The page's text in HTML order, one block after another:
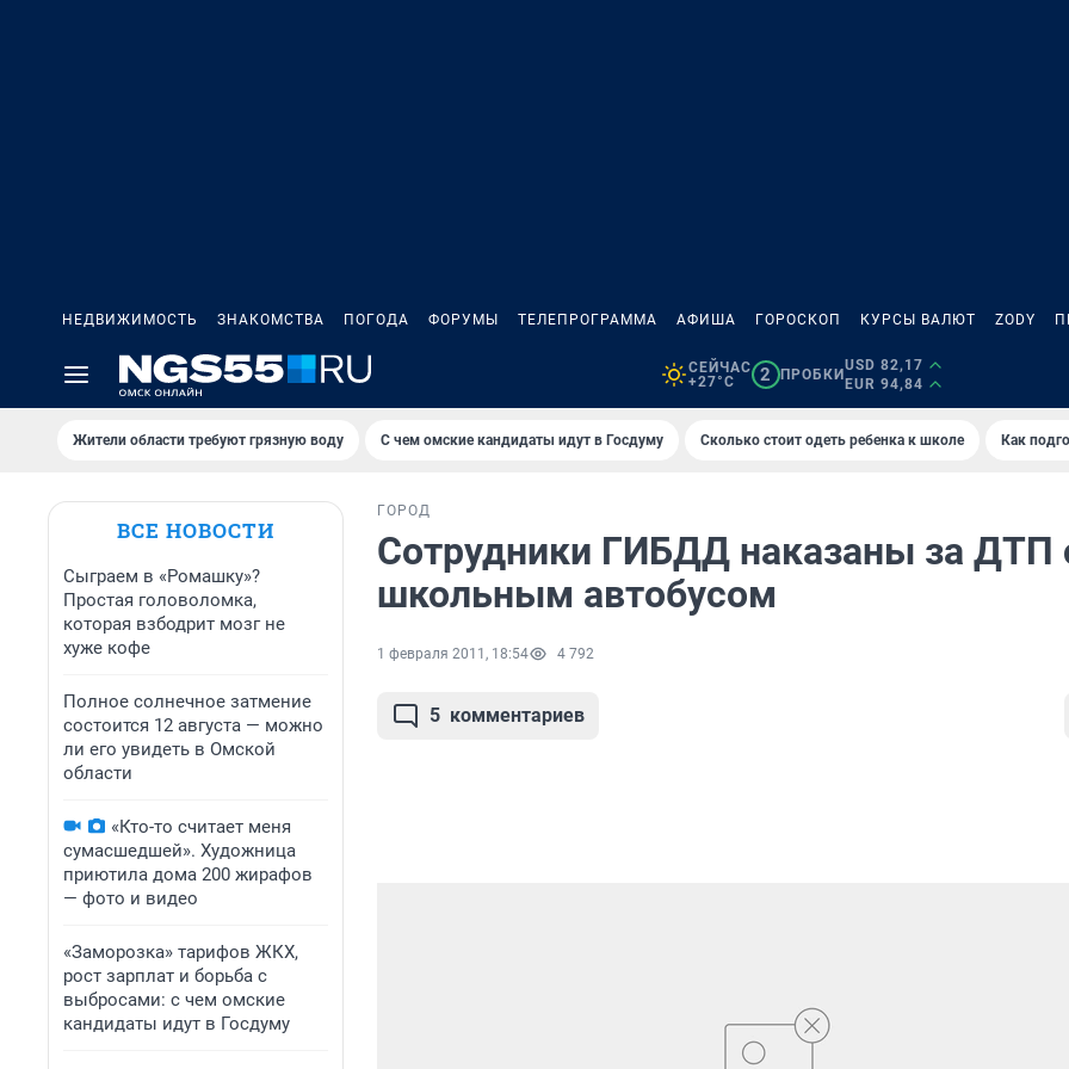
НЕДВИЖИМОСТЬ ЗНАКОМСТВА ПОГОДА ФОРУМЫ ТЕЛЕПРОГРАММА АФИША ГОРОСКОП КУРСЫ ВАЛЮТ ZODY
СЕЙЧАС
+27°C
2 ПРОБКИ
USD 82,17
EUR 94,84
Жители области требуют грязную воду С чем омские кандидаты идут в Госдуму Сколько стоит одеть ребенка к школе Как
ВСЕ НОВОСТИ
Сыграем в «Ромашку»?
Простая головоломка,
которая взбодрит мозг не
хуже кофе
Полное солнечное затмение
состоится 12 августа — можно
ли его увидеть в Омской
области
«Кто-то считает меня
сумасшедшей». Художница
приютила дома 200 жирафов
— фото и видео
«Заморозка» тарифов ЖКХ,
рост зарплат и борьба с
выбросами: с чем омские
кандидаты идут в Госдуму
ГОРОД
Сотрудники ГИБДД наказаны за ДТП
школьным автобусом
1 февраля 2011, 18:54 4 792
5 комментариев